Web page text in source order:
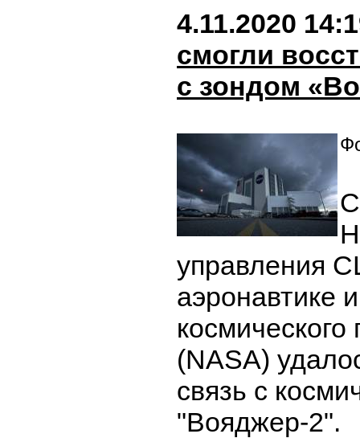
4.11.2020
смогли
с зондом
управления
аэронавтике
космического
(NASA)
связь с
"Вояджер-2".